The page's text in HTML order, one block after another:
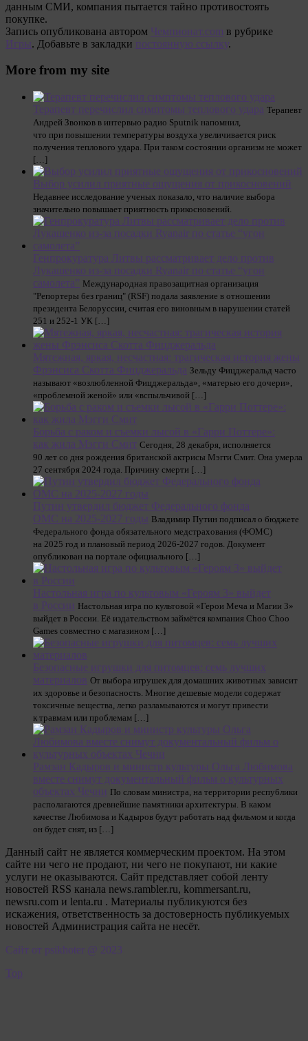
данным СМИ, компания пытается тайно противостоять
покупке.
Запись опубликована автором Чемпионат.com в рубрике
Игры. Добавьте в закладки постоянную ссылку.
More from my site
Терапевт перечислил симптомы теплового удара Терапевт
Андрей Звонков в интервью радио Sputnik напомнил,
что при повышении температуры воздуха увеличивается риск
получения теплового удара. При таком состоянии организм не может
[…]
Выбор усилил приятные ощущения от прикосновений
Недавнее исследование ученых показало, что наличие выбора
значительно повышает приятность прикосновений.
Генпрокуратура Литвы рассматривает дело против
Лукашенко из-за посадки Ryanair по статье “угон
самолета” Международная правозащитная организация
"Репортеры без границ" (RSF) подала заявление в отношении
президента Белоруссии, считая его виновным в нарушении статей
251 и 252-1 УК […]
Мятежная, яркая, несчастная: трагическая история жены
Фрэнсиса Скотта Фицджеральда Зельду Фицджеральд часто
называют «возлюбленной Фицджеральда», «матерью его дочери»,
«проблемной женой» или «вспыльчивой […]
Борьба с раком и съемки лысой в «Гарри Поттере»:
как жила Мэгги Смит Сегодня, 28 декабря, исполняется
90 лет со дня рождения британской актрисы Мэгги Смит. Она умерла
27 сентября 2024 года. Причину смерти […]
Путин утвердил бюджет Федерального фонда
ОМС на 2025-2027 годы Владимир Путин подписал о бюджете
Федерального фoнда обязательного медстрахoвания (ФОМС)
на 2025 год и плановый период 2026-2027 годов. Документ
опубликован на портале официального […]
Настольная игра по культовым «Героям 3» выйдет
в России Настольная игра по культовой «Герои Меча и Магии 3»
выйдет в России. Её издательством займётся компания Choo Choo
Games совместно с магазином […]
Безопасные игрушки для питомцев: семь лучших
материалов От выбора игрушек для домашних животных зависит
их здоровье и безопасность. Многие дешевые модели содержат
токсичные вещества, легко разламываются и могут привести
к травмам или проблемам […]
Рамзан Кадыров и министр культуры Ольга Любимова
вместе снимут документальный фильм о культурных
объектах Чечни По словам министра, на территории республики
располагаются древнейшие памятники архитектуры. В каком
качестве Любимова и Кадыров будут работать над фильмом и когда
он будет снят, из […]
Данный сайт не является коммерческим проектом. На этом
сайте ни чего не продают, ни чего не покупают, ни какие
услуги не оказываются. Сайт представляет собой ленту
новостей RSS канала news.rambler.ru, kommersant.ru,
newsru.com и lenta.ru . Материалы публикуются без
искажения, ответственность за достоверность публикуемых
новостей Администрация сайта не несёт.
Сайт от psikhoter @ 2023
Top